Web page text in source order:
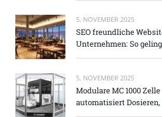
5. NOVEMBER 2025
SEO freundliche
Unternehmen: So
5. NOVEMBER 2025
Modulare MC 1000
automatisiert Dosieren,